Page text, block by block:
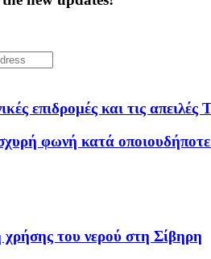
επιδρομές και τις
φωνή κατά
του νερού στη Σίβηρη